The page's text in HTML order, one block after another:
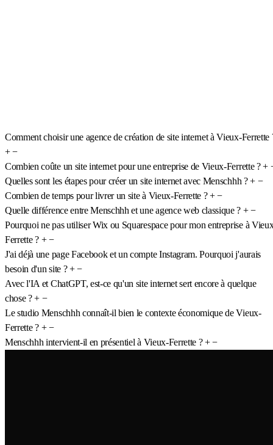
Comment choisir une agence de création de site internet à Vieux-Ferrette
+ −
Combien coûte un site internet pour une entreprise de Vieux-Ferrette ? +
Quelles sont les étapes pour créer un site internet avec Menschhh ? + −
Combien de temps pour livrer un site à Vieux-Ferrette ? + −
Quelle différence entre Menschhh et une agence web classique ? + −
Pourquoi ne pas utiliser Wix ou Squarespace pour mon entreprise à
Ferrette ? + −
J'ai déjà une page Facebook et un compte Instagram. Pourquoi j'aurais
besoin d'un site ? + −
Avec l'IA et ChatGPT, est-ce qu'un site internet sert encore à quelque
chose ? + −
Le studio Menschhh connaît-il bien le contexte économique de Vieux-
Ferrette ? + −
Menschhh intervient-il en présentiel à Vieux-Ferrette ? + −